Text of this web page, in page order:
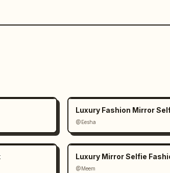
Luxury Fashion Mirror
@Eesha
Luxury Mirror Selfie
@Meem